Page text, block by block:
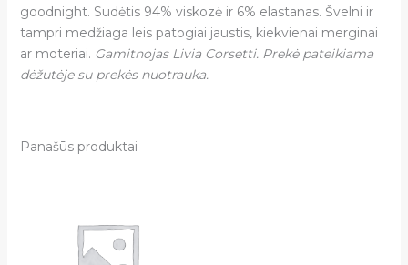
goodnight. Sudėtis 94% viskozė ir 6% elastanas. Švelni ir
tampri medžiaga leis patogiai jaustis, kiekvienai merginai
ar moteriai. Gamitnojas Livia Corsetti. Prekė pateikiama
dėžutėje su prekės nuotrauka.
Panašūs produktai